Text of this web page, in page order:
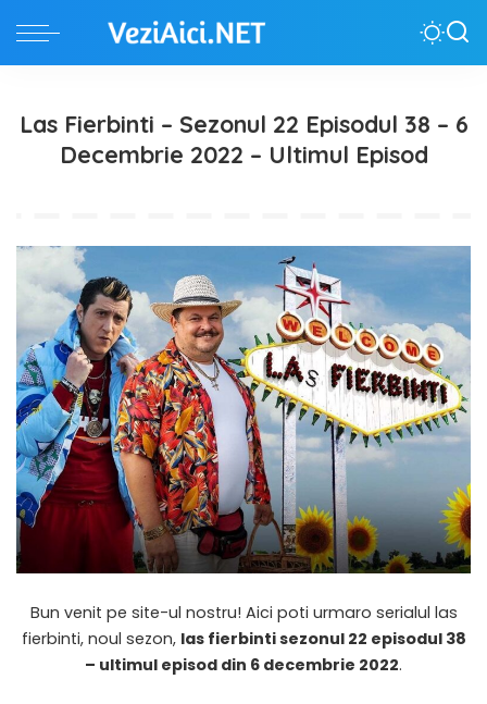
Las Fierbinti – Sezonul 22 Episodul 38 – 6
Decembrie 2022 – Ultimul Episod
Bun venit pe site-ul nostru! Aici poti urmaro serialul las
fierbinti, noul sezon, las fierbinti sezonul 22 episodul 38
– ultimul episod din 6 decembrie 2022.